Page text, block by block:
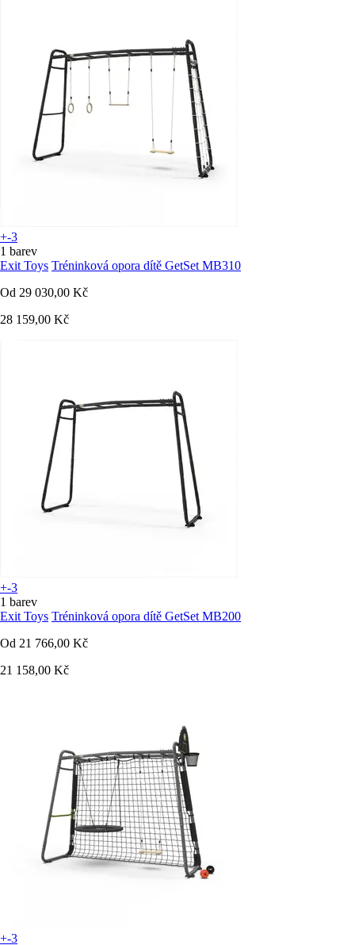
+-3
1 barev
Exit Toys Tréninková opora dítě GetSet MB310
Od 29 030,00 Kč
28 159,00 Kč
+-3
1 barev
Exit Toys Tréninková opora dítě GetSet MB200
Od 21 766,00 Kč
21 158,00 Kč
+-3